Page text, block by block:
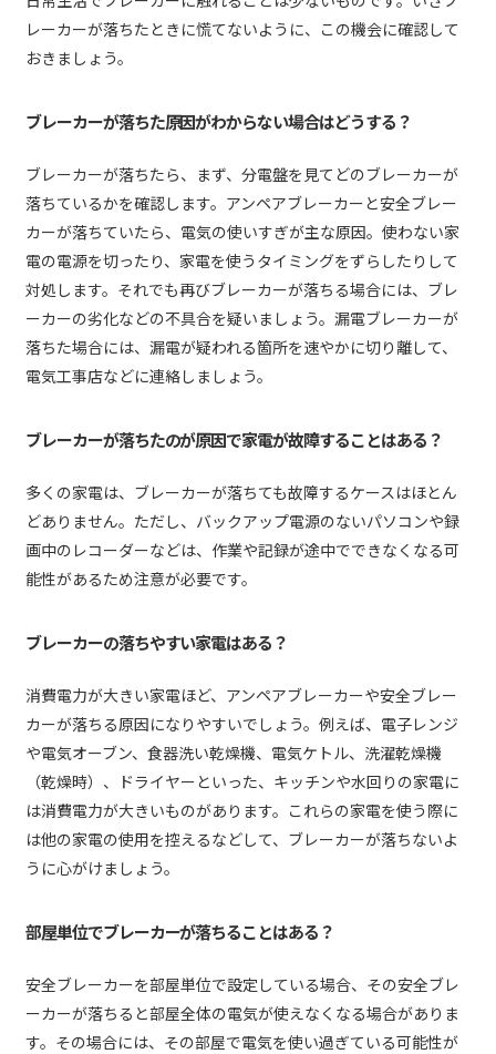
レーカーが落ちたときに慌てないように、この機会に確認して
おきましょう。
ブレーカーが落ちた原因がわからない場合はどうする？
ブレーカーが落ちたら、まず、分電盤を見てどのブレーカーが
落ちているかを確認します。アンペアブレーカーと安全ブレー
カーが落ちていたら、電気の使いすぎが主な原因。使わない家
電の電源を切ったり、家電を使うタイミングをずらしたりして
対処します。それでも再びブレーカーが落ちる場合には、ブレ
ーカーの劣化などの不具合を疑いましょう。漏電ブレーカーが
落ちた場合には、漏電が疑われる箇所を速やかに切り離して、
電気工事店などに連絡しましょう。
ブレーカーが落ちたのが原因で家電が故障することはある？
多くの家電は、ブレーカーが落ちても故障するケースはほとん
どありません。ただし、バックアップ電源のないパソコンや録
画中のレコーダーなどは、作業や記録が途中でできなくなる可
能性があるため注意が必要です。
ブレーカーの落ちやすい家電はある？
消費電力が大きい家電ほど、アンペアブレーカーや安全ブレー
カーが落ちる原因になりやすいでしょう。例えば、電子レンジ
や電気オーブン、食器洗い乾燥機、電気ケトル、洗濯乾燥機
（乾燥時）、ドライヤーといった、キッチンや水回りの家電に
は消費電力が大きいものがあります。これらの家電を使う際に
は他の家電の使用を控えるなどして、ブレーカーが落ちないよ
うに心がけましょう。
部屋単位でブレーカーが落ちることはある？
安全ブレーカーを部屋単位で設定している場合、その安全ブレ
ーカーが落ちると部屋全体の電気が使えなくなる場合がありま
す。その場合には、その部屋で電気を使い過ぎている可能性が